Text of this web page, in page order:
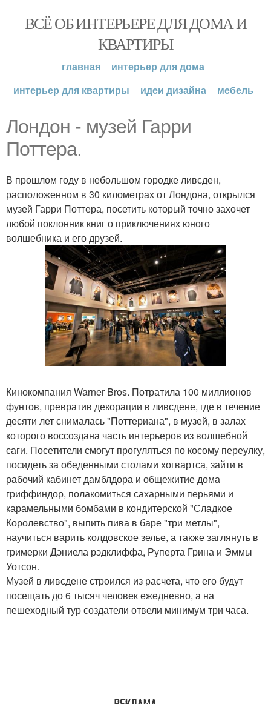
ВСЁ ОБ ИНТЕРЬЕРЕ ДЛЯ ДОМА И
КВАРТИРЫ
главная
интерьер для дома
интерьер для квартиры
идеи дизайна мебель
Лондон - музей Гарри
Поттера.
В прошлом году в небольшом городке ливсден,
расположенном в 30 километрах от Лондона, открылся
музей Гарри Поттера, посетить который точно захочет
любой поклонник книг о приключениях юного
волшебника и его друзей.
Кинокомпания Warner Bros. Потратила 100 миллионов
фунтов, превратив декорации в ливсдене, где в течение
десяти лет снималась "Поттериана", в музей, в залах
которого воссоздана часть интерьеров из волшебной
саги. Посетители смогут прогуляться по косому переулку,
посидеть за обеденными столами хогвартса, зайти в
рабочий кабинет дамблдора и общежитие дома
гриффиндор, полакомиться сахарными перьями и
карамельными бомбами в кондитерской "Сладкое
Королевство", выпить пива в баре "три метлы",
научиться варить колдовское зелье, а также заглянуть в
гримерки Дэниела рэдклиффа, Руперта Грина и Эммы
Уотсон.
Музей в ливсдене строился из расчета, что его будут
посещать до 6 тысяч человек ежедневно, а на
пешеходный тур создатели отвели минимум три часа.